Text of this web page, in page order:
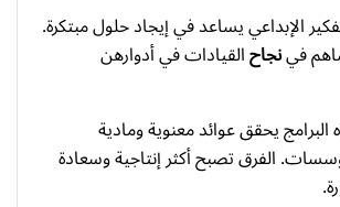
الإبداعي يساعد في إيجاد حلول مبتكرة.
فينجاحالقيادات في أدوارهن
يحقق عوائد معنوية ومادية
الفرق تصبح أكثر إنتاجية وسعادة